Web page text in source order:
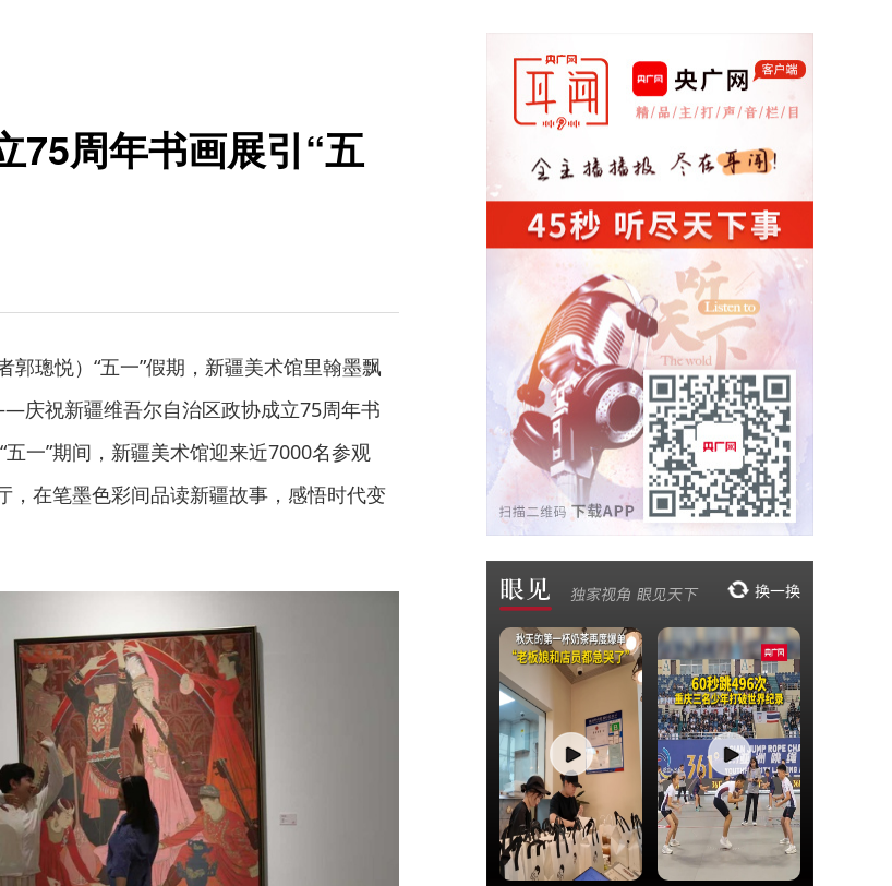
75周年书画展引“五
璁悦）“五一”假期，新疆美术馆里翰墨飘
庆祝新疆维吾尔自治区政协成立75周年书
一”期间，新疆美术馆迎来近7000名参观
，在笔墨色彩间品读新疆故事，感悟时代变